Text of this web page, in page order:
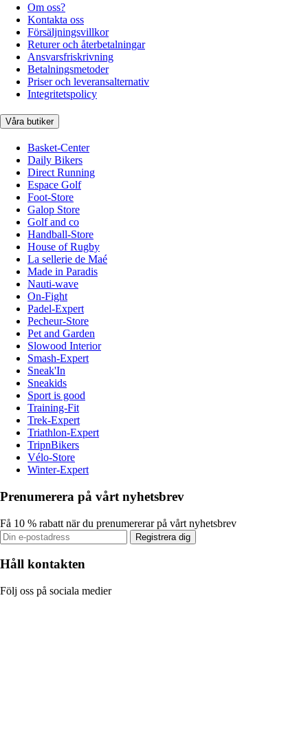
Om oss?
Kontakta oss
Försäljningsvillkor
Returer och återbetalningar
Ansvarsfriskrivning
Betalningsmetoder
Priser och leveransalternativ
Integritetspolicy
Våra butiker
Basket-Center
Daily Bikers
Direct Running
Espace Golf
Foot-Store
Galop Store
Golf and co
Handball-Store
House of Rugby
La sellerie de Maé
Made in Paradis
Nauti-wave
On-Fight
Padel-Expert
Pecheur-Store
Pet and Garden
Slowood Interior
Smash-Expert
Sneak'In
Sneakids
Sport is good
Training-Fit
Trek-Expert
Triathlon-Expert
TripnBikers
Vélo-Store
Winter-Expert
Prenumerera på vårt nyhetsbrev
Få 10 % rabatt när du prenumererar på vårt nyhetsbrev
Registrera dig
Håll kontakten
Följ oss på sociala medier